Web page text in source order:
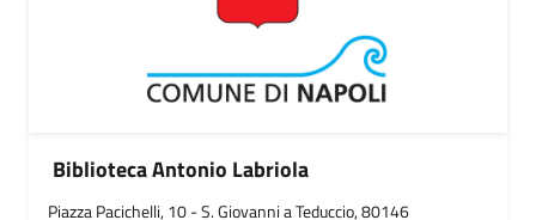
Biblioteca Antonio Labriola
Piazza Pacichelli, 10 - S. Giovanni a Teduccio, 80146